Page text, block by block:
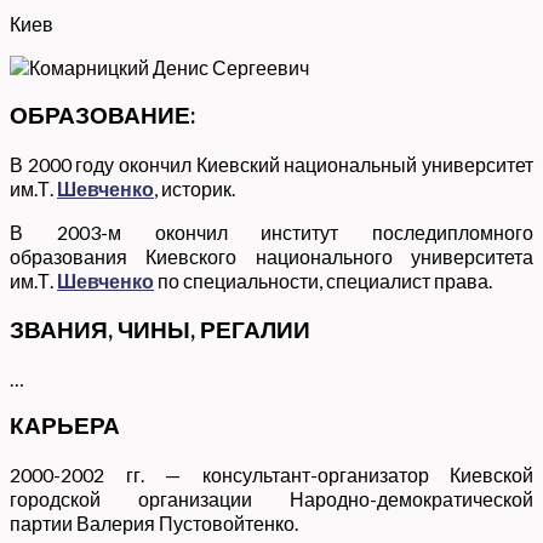
Киев
ОБРАЗОВАНИЕ:
В 2000 году окончил Киевский национальный университет
им.Т. Шевченко, историк.
В 2003-м окончил институт последипломного
образования Киевского национального университета
им.Т. Шевченко по специальности, специалист права.
ЗВАНИЯ, ЧИНЫ, РЕГАЛИИ
КАРЬЕРА
2000-2002 гг. — консультант-организатор Киевской
городской организации Народно-демократической
партии Валерия Пустовойтенко.